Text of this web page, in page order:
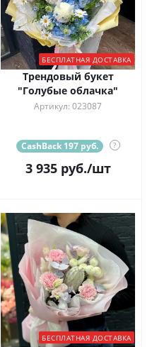
БЕСПЛАТНАЯ ДОСТАВКА
Трендовый букет
"Голубые облачка"
Артикул: 023087
CashBack 197 руб. ?
3 935руб./шт
БЕСПЛАТНАЯ ДОСТАВКА